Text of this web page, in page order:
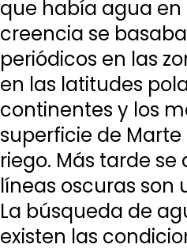
que había agua en
creencia se
periódicos en las
en las latitudes
continentes y los
superficie de
riego. Más tarde
líneas oscuras son
La búsqueda de
existen las